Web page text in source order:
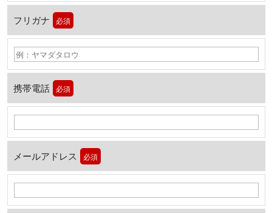
フリガナ 必須
携帯電話 必須
メールアドレス 必須